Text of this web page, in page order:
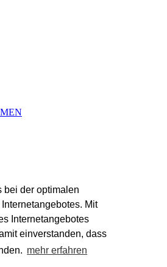
bei der optimalen
Mit
Internetangebotes
einverstanden, dass
mehr erfahren
Modeling